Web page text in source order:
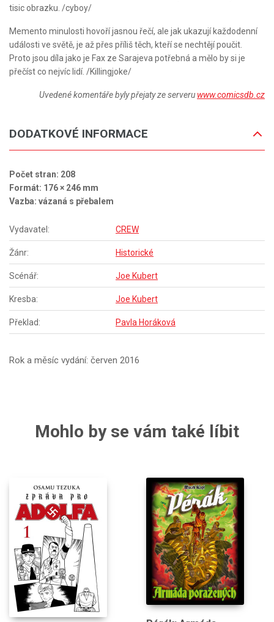
tisic obrazku. /cyboy/
Memento minulosti hovoří jasnou řečí, ale jak ukazují každodenní
události ve světě, je až přes příliš těch, kteří se nechtějí poučit.
Proto jsou díla jako je Fax ze Sarajeva potřebná a mělo by si je
přečíst co nejvíc lidí. /Killingjoke/
Uvedené komentáře byly přejaty ze serveru www.comicsdb.cz
DODATKOVÉ INFORMACE
Počet stran: 208
Formát: 176 × 246 mm
Vazba: vázaná s přebalem
Vydavatel: CREW
Žánr: Historické
Scénář: Joe Kubert
Kresba: Joe Kubert
Překlad: Pavla Horáková
Rok a měsíc vydání: červen 2016
Mohlo by se vám také líbit